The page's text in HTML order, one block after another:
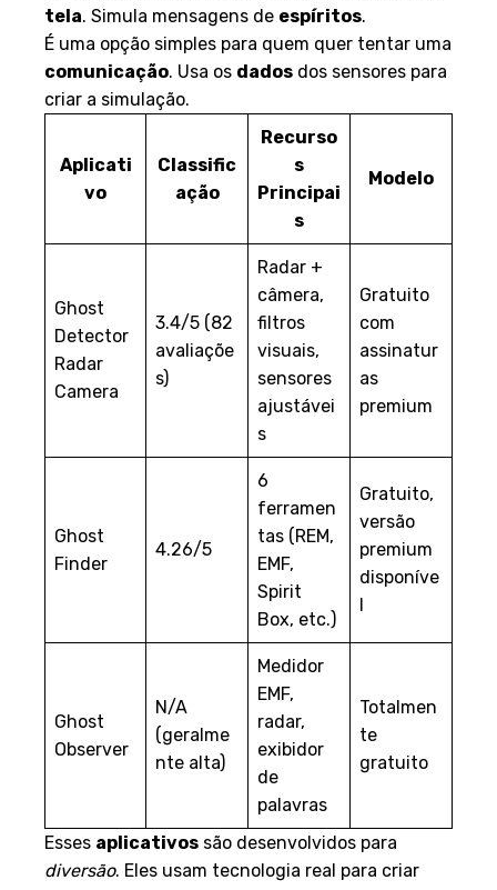
tela. Simula mensagens de espíritos.
É uma opção simples para quem quer tentar uma
comunicação. Usa os dados dos sensores para
criar a simulação.
Aplicati
vo
Classific
ação
Recurso
s
Principai
s
Modelo
Ghost
Detector
Radar
Camera
3.4/5 (82
avaliaçõe
s)
Radar +
câmera,
filtros
visuais,
sensores
ajustávei
s
Gratuito
com
assinatur
as
premium
Ghost
Finder
4.26/5
6
ferramen
tas (REM,
EMF,
Spirit
Box, etc.)
Gratuito,
versão
premium
disponíve
l
Ghost
Observer
N/A
(geralme
nte alta)
Medidor
EMF,
radar,
exibidor
de
palavras
Totalmen
te
gratuito
Esses aplicativos são desenvolvidos para
diversão. Eles usam tecnologia real para criar